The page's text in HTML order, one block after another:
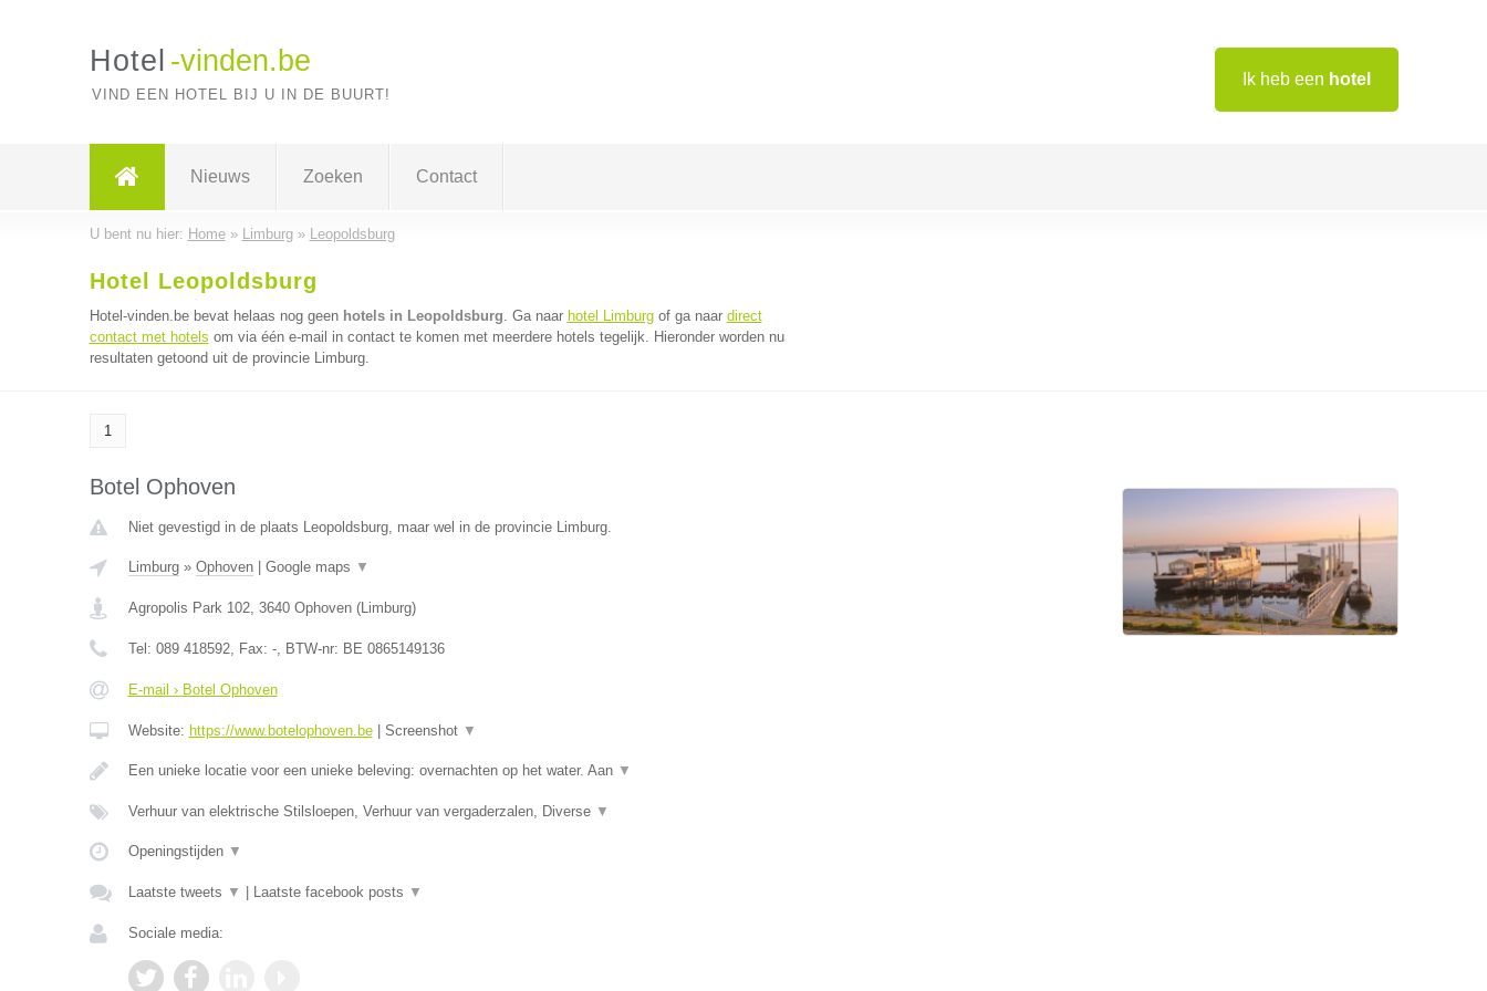
Ik heb een hotel
Hotel -vinden.be
VIND EEN HOTEL BIJ U IN DE BUURT!
Nieuws Zoeken Contact
U bent nu hier: Home» Limburg» Leopoldsburg
Hotel Leopoldsburg
Hotel-vinden.be bevat helaas nog geen hotels in Leopoldsburg. Ga naar hotel Limburgof ga naar direct
contact met hotels om via één e-mail in contact te komen met meerdere hotels tegelijk. Hieronder worden nu
resultaten getoond uit de provincie Limburg.
1
Botel Ophoven
Niet gevestigd in de plaats Leopoldsburg, maar wel in de provincie Limburg.
Limburg» Ophoven| Google maps ▼
Agropolis Park 102, 3640 Ophoven(Limburg)
Tel: 089 418592, Fax: -, BTW-nr: BE 0865149136
E-mail › Botel Ophoven
Website: https://www.botelophoven.be| Screenshot ▼
Een unieke locatie voor een unieke beleving: overnachten op het water. Aan ▼
Verhuur van elektrische Stilsloepen, Verhuur van vergaderzalen, Diverse ▼
Openingstijden ▼
Laatste tweets ▼ Laatste facebook posts ▼
Sociale media: